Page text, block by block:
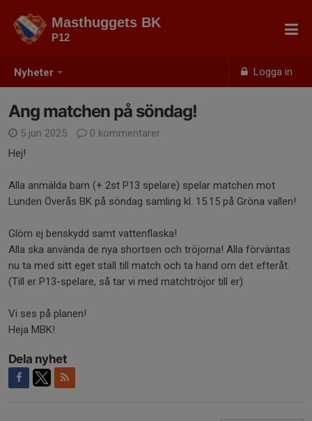
Nyheter Logga in
Masthuggets BK
P12
Ang matchen på söndag!
5 jun 2025
0 kommentarer
Hej!
Alla anmälda barn (+ 2st P13 spelare) spelar matchen mot
Lunden Överås BK på söndag samling kl. 15.15 på Gröna vallen!
Glöm ej benskydd samt vattenflaska!
Alla ska använda de nya shortsen och tröjorna! Alla förväntas
nu ta med sitt eget ställ till match och ta hand om det efteråt.
(Till er P13-spelare, så tar vi med matchtröjor till er)
Vi ses på planen!
Heja MBK!
Dela nyhet